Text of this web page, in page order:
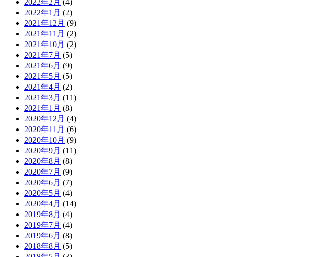
2022年1月 (2)
2021年12月 (9)
2021年11月 (2)
2021年10月 (2)
2021年7月 (5)
2021年6月 (9)
2021年5月 (5)
2021年4月 (2)
2021年3月 (11)
2021年1月 (8)
2020年12月 (4)
2020年11月 (6)
2020年10月 (9)
2020年9月 (11)
2020年8月 (8)
2020年7月 (9)
2020年6月 (7)
2020年5月 (4)
2020年4月 (14)
2019年8月 (4)
2019年7月 (4)
2019年6月 (8)
2018年8月 (5)